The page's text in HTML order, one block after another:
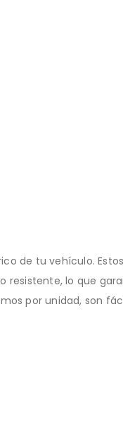
de tu vehículo.
lo que
por unidad, son